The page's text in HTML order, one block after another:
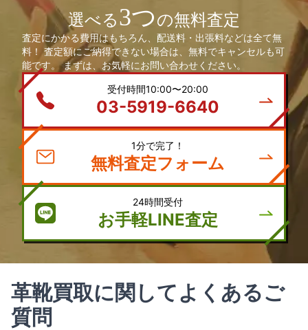
選べる3つの無料査定
査定にかかる費用はもちろん、配送料・出張料などは全て無
料！ 査定額にご納得できない場合は、無料でキャンセルも可
能です。 まずは、お気軽にお問い合わせください。
受付時間10:00〜20:00
03-5919-6640
1分で完了！
無料査定フォーム
24時間受付
お手軽LINE査定
革靴買取に関してよくあるご
質問